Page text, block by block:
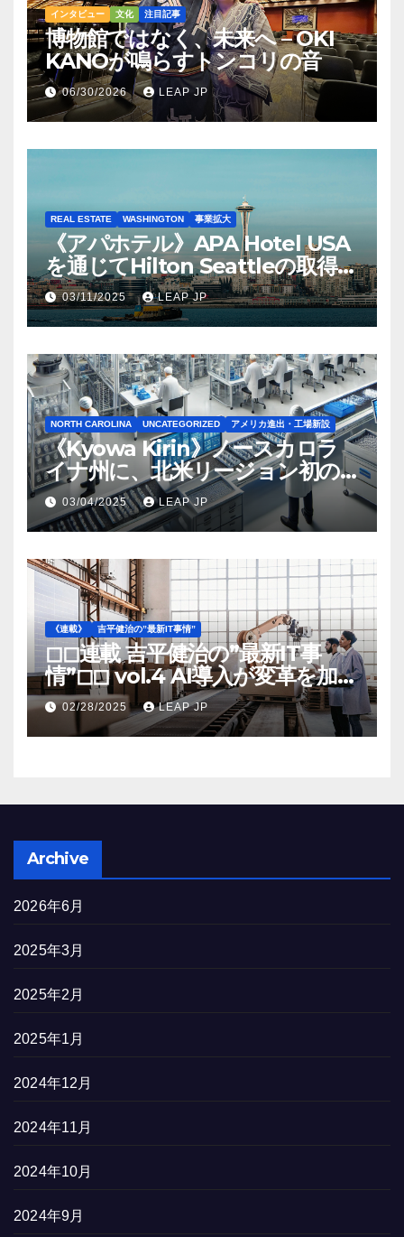
インタビュー 文化 注目記事
博物館ではなく、未来へ – OKI
KANOが鳴らすトンコリの音
06/30/2026 LEAP JP
REAL ESTATE WASHINGTON 事業拡大
《アパホテル》APA Hotel USA
を通じてHilton Seattleの取得を
完了
03/11/2025 LEAP JP
NORTH CAROLINA UNCATEGORIZED アメリカ進出・工場新設
《Kyowa Kirin》ノースカロラ
イナ州に、北米リージョン初の
工場建設を決定
03/04/2025 LEAP JP
《連載》 吉平健治の”最新IT事情”
◻︎◻︎連載 吉平健治の”最新IT事
情”◻︎◻︎ vol.4 AI導入が変革を加速
する米国製造業の最前線
02/28/2025 LEAP JP
Archive
2026年6月
2025年3月
2025年2月
2025年1月
2024年12月
2024年11月
2024年10月
2024年9月